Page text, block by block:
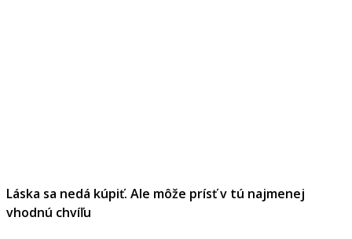
Láska sa nedá kúpiť. Ale môže prísť v tú najmenej
vhodnú chvíľu